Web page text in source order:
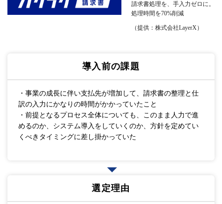
請求書処理を、手入力ゼロに。
処理時間を70%削減
（提供：株式会社LayerX）
導入前の課題
・事業の成長に伴い支払先が増加して、請求書の整理と仕
訳の入力にかなりの時間がかかっていたこと
・前提となるプロセス全体についても、このまま人力で進
めるのか、システム導入をしていくのか、方針を定めてい
くべきタイミングに差し掛かっていた
選定理由